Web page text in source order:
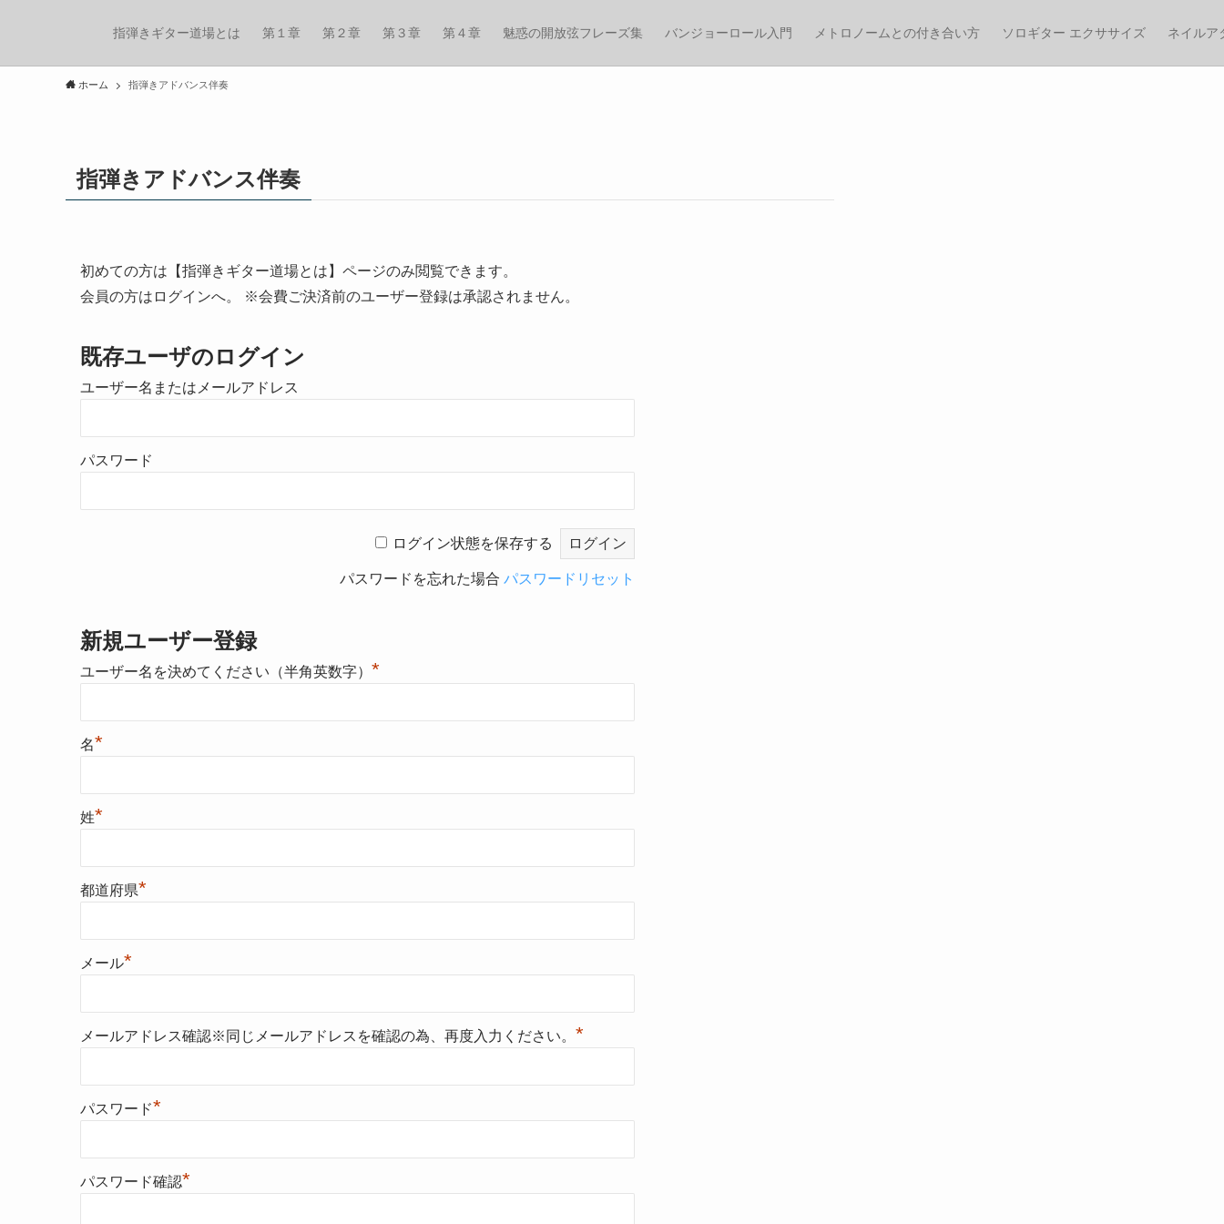
指弾きギター道場とは 第１章 第２章 第３章 第４章 魅惑の開放弦フレーズ集 バンジョーロール入門 メトロノームとの付き合い方 ソロギター エクササイズ ネイルア
ホーム 指弾きアドバンス伴奏
指弾きアドバンス伴奏
初めての方は【指弾きギター道場とは】ページのみ閲覧できます。
会員の方はログインへ。 ※会費ご決済前のユーザー登録は承認されません。
既存ユーザのログイン
ユーザー名またはメールアドレス
パスワード
ログイン状態を保存する
パスワードを忘れた場合 パスワードリセット
新規ユーザー登録
ユーザー名を決めてください（半角英数字） *
名*
姓*
都道府県*
メール*
メールアドレス確認※同じメールアドレスを確認の為、再度入力ください。 *
パスワード*
パスワード確認*